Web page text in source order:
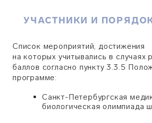
УЧАСТНИКИ И
Список мероприятий, достижения
на которых учитывались в случаях
баллов согласно пункту 3.3.5
программе:
Санкт-Петербургская
биологическая олимпиада